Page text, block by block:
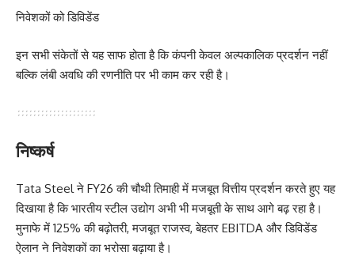
निवेशकों को डिविडेंड
इन सभी संकेतों से यह साफ होता है कि कंपनी केवल अल्पकालिक प्रदर्शन नहीं
बल्कि लंबी अवधि की रणनीति पर भी काम कर रही है।
निष्कर्ष
Tata Steel ने FY26 की चौथी तिमाही में मजबूत वित्तीय प्रदर्शन करते हुए यह
दिखाया है कि भारतीय स्टील उद्योग अभी भी मजबूती के साथ आगे बढ़ रहा है।
मुनाफे में 125% की बढ़ोतरी, मजबूत राजस्व, बेहतर EBITDA और डिविडेंड
ऐलान ने निवेशकों का भरोसा बढ़ाया है।